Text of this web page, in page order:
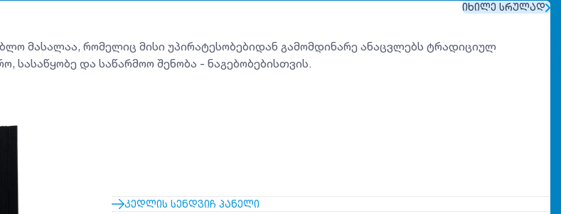
ᲘᲮᲘᲚᲔ ᲡᲠᲣᲚᲐᲓ
მასალაა, რომელიც მისი უპირატესობებიდან გამომდინარე ანაცვლებს ტრადიციულ
სასაწყობე და საწარმოო შენობა - ნაგებობებისთვის.
ᲙᲔᲓᲚᲘᲡ ᲡᲔᲜᲓᲕᲘᲩ ᲞᲐᲜᲔᲚᲘ